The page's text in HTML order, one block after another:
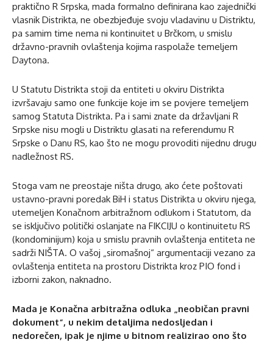
praktično R Srpska, mada formalno definirana kao zajednički
vlasnik Distrikta, ne obezbjeđuje svoju vladavinu u Distriktu,
pa samim time nema ni kontinuitet u Brčkom, u smislu
državno-pravnih ovlaštenja kojima raspolaže temeljem
Daytona.
U Statutu Distrikta stoji da entiteti u okviru Distrikta
izvršavaju samo one funkcije koje im se povjere temeljem
samog Statuta Distrikta. Pa i sami znate da državljani R
Srpske nisu mogli u Distriktu glasati na referendumu R
Srpske o Danu RS, kao što ne mogu provoditi nijednu drugu
nadležnost RS.
Stoga vam ne preostaje ništa drugo, ako ćete poštovati
ustavno-pravni poredak BiH i status Distrikta u okviru njega,
utemeljen Konačnom arbitražnom odlukom i Statutom, da
se isključivo politički oslanjate na FIKCIJU o kontinuitetu RS
(kondominijum) koja u smislu pravnih ovlaštenja entiteta ne
sadrži NIŠTA. O vašoj „siromašnoj“ argumentaciji vezano za
ovlaštenja entiteta na prostoru Distrikta kroz PIO fond i
izborni zakon, naknadno.
Mada je Konačna arbitražna odluka „neobičan pravni
dokument“, u nekim detaljima nedosljedan i
nedorečen, ipak je njime u bitnom realizirao ono što